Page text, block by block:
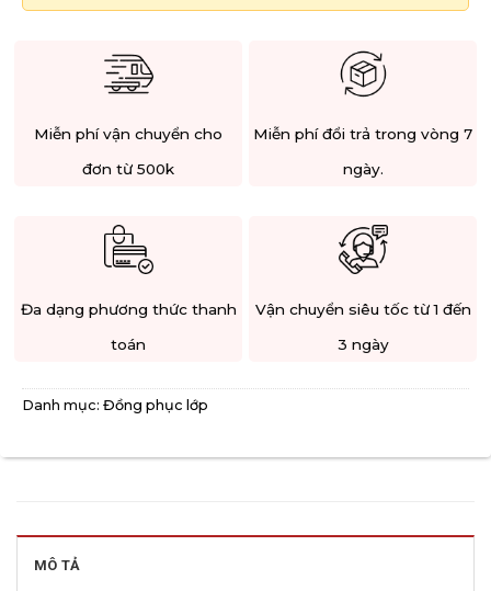
Miễn phí vận chuyển cho
đơn từ 500k
Miễn phí đổi trả trong vòng 7
ngày.
Đa dạng phương thức thanh
toán
Vận chuyển siêu tốc từ 1 đến
3 ngày
Danh mục: Đồng phục lớp
MÔ TẢ